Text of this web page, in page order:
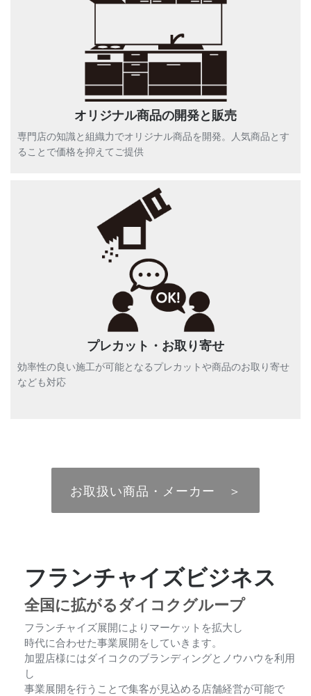
オリジナル商品の開発と販売
専門店の知識と組織力でオリジナル商品を開発。人気商品とす
ることで価格を抑えてご提供
プレカット・お取り寄せ
効率性の良い施工が可能となるプレカットや商品のお取り寄せ
なども対応
お取扱い商品・メーカー ＞
フランチャイズビジネス
全国に拡がるダイコクグループ
フランチャイズ展開によりマーケットを拡大し
時代に合わせた事業展開をしていきます。
加盟店様にはダイコクのブランディングとノウハウを利用
し
事業展開を行うことで集客が見込める店舗経営が可能で